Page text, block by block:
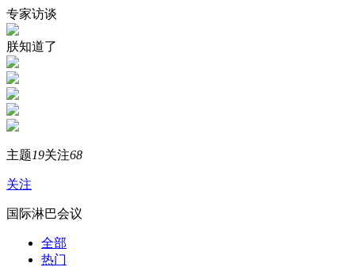
专家访谈
朕知道了
主题19关注68
关注
国际淋巴会议
全部
热门